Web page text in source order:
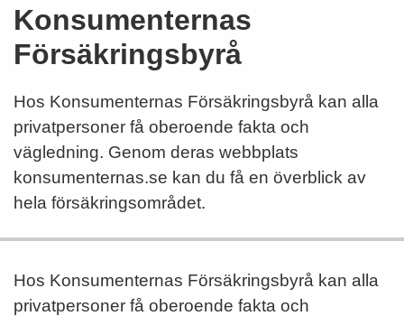
Konsumenternas
Försäkringsbyrå
Hos Konsumenternas Försäkringsbyrå kan alla
privatpersoner få oberoende fakta och
vägledning. Genom deras webbplats
konsumenternas.se kan du få en överblick av
hela försäkringsområdet.
Hos Konsumenternas Försäkringsbyrå kan alla
privatpersoner få oberoende fakta och